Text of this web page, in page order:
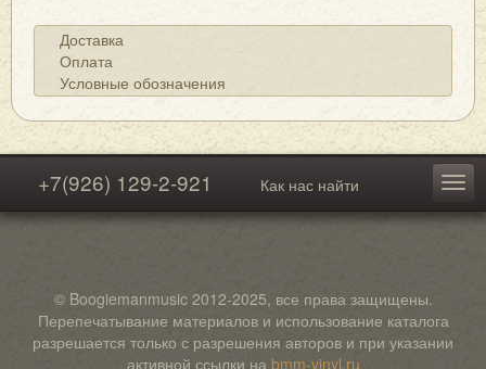
Доставка
Оплата
Условные обозначения
+7(926) 129-2-921 Как нас найти
© Boogiemanmusic 2012-2025, все права защищены.
Перепечатывание материалов и использование каталога
разрешается только с разрешения авторов и при указании
активной ссылки на bmm-vinyl.ru